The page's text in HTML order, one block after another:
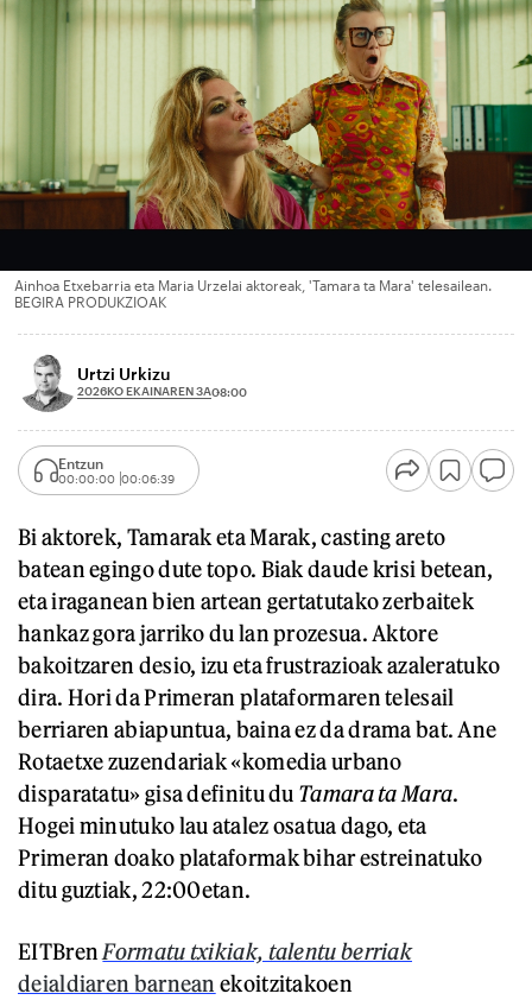
Ainhoa Etxebarria eta Maria Urzelai aktoreak, 'Tamara ta Mara' telesailean.
BEGIRA PRODUKZIOAK
Urtzi Urkizu
2026KO EKAINAREN 3A08:00
Entzun
00:00:00 00:06:39
Bi aktorek, Tamarak eta Marak, casting areto
batean egingo dute topo. Biak daude krisi betean,
eta iraganean bien artean gertatutako zerbaitek
hankaz gora jarriko du lan prozesua. Aktore
bakoitzaren desio, izu eta frustrazioak azaleratuko
dira. Hori da Primeran plataformaren telesail
berriaren abiapuntua, baina ez da drama bat. Ane
Rotaetxe zuzendariak «komedia urbano
disparatatu» gisa definitu du Tamara ta Mara.
Hogei minutuko lau atalez osatua dago, eta
Primeran doako plataformak bihar estreinatuko
ditu guztiak, 22:00etan.
EITBren Formatu txikiak, talentu berriak
deialdiaren barnean ekoitzitakoen